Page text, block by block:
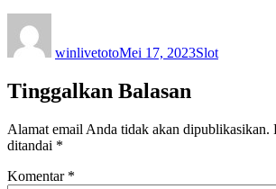
winlivetotoMei 17, 2023Slot
Tinggalkan Balasan
Alamat email Anda tidak akan dipublikasikan.
ditandai *
Komentar *